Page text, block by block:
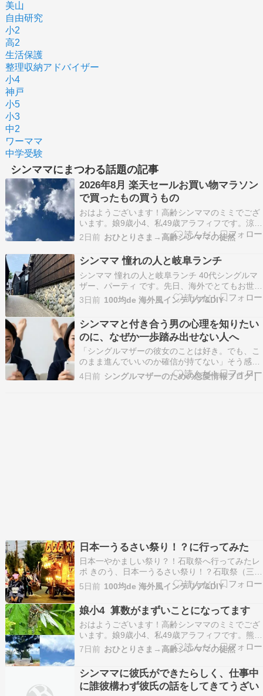
美山
自由研究
小2
高2
生活保護
整理収納アドバイザー
小4
神戸
小5
小3
中2
ワーママ
中学受験
シンママにまつわる話題の記事
2026年8月 楽天セールお買い物マラソン
で買ったもの買うもの
おはようございます！高齢シンママのミミでござ
います。娘9歳小4、私49歳アラフィフです。涼し
い日があり束の間暑さを忘れられて嬉しかったで
す。被災地も過ごしやすく1日も早く落ち着いた
生活が送れるよう願っています。あっという間に
8月！毎月言ってるw夏休みももうすぐ後半、自由
研究用のワ…
2日前 おひとりさま→高齢シンママの徒然
シンママ 憧れの人と岐阜ランチ
​シンママ 憧れの人と岐阜ランチ 40代シングルマ
ザー、パーティ です。先日、海外でとてもお世話
になった憧れの人と、岐阜ランチ行ってきまし
た！！このイケメン俳優の海外ロケのお仕事をく
れたコーディネーターさん。『イケメン大物俳優
を引き寄せてしまった話。』おはようございま
す！パーテ…
3日前 100均de 海外風インテリア&DIY
シンママと付き合う男の心理を知りたい
のに、なぜか一歩踏み出せない人へ
「シングルマザーの彼女のことは好き。でも、こ
のまま進んでいいのか確信が持てない」そう感じ
て立ち止まっている方は、決して少なくありませ
ん。 独身同士の恋愛とは異なり、相手には守るべ
4日前 シングルマザーのための恋愛情報ブログ |
日本一うるさい祭り！？に行ってみた
日本一やかましい祭り？！石取祭へ行ってみたレ
ポ きのう、日本一うるさい祭り！？石取祭（三重
県）へ行ってきたのでレポ娘が中学生になってか
らは、お祭りや花火はお友達と行くので母は、ぼ
っち祭りでしたが、『【シンママ】600年以上続
く祭り行ってみた』尾張津島天王祭り行ってみた
レポ 40…
5日前 100均de 海外風インテリア&DIY
娘小4 算数がまずいことになってます
おはようございます！高齢シンママのミミでござ
います。娘9歳小4、私49歳アラフィフです。熊本
の地震、暑いしとても心配です。1日も早く落ち
着いた生活ができるよう願っています。子どもた
ちは夏休みですね、いかがお過ごしでしょうか？
我が家は平日は学童保育と宿題、お弁当と仕事で
てんてこまい…
7日前 おひとりさま→高齢シンママの徒然
シンママに彼氏ができたらしく、仕事中
に誰彼構わず彼氏の話をしてきてうざい